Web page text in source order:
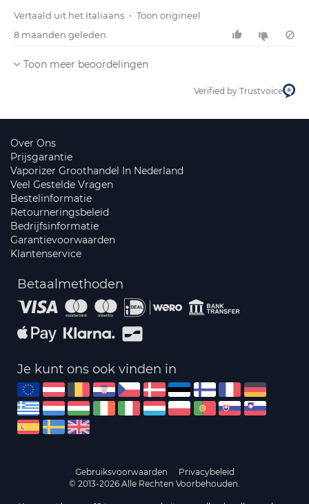
Vertaald uit het Italiaans • Toon origineel
8 maanden geleden
Toon meer beoordelingen
Verified by Trustvoice
Over Ons
Prijsgarantie
Vaporizer Groothandel In Nederland
Veel Gestelde Vragen
Bestelinformatie
Retourneringsbeleid
Bedrijfsinformatie
Garantievoorwaarden
Klantenservice
Betaalmethoden
Je kunt ons ook vinden in
Gebruiksvoorwaarden
Privacybeleid
© 2013-2026 Alle Rechten Voorbehouden.